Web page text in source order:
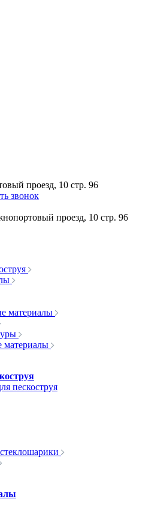
проезд, 10 стр. 96
звонок
проезд, 10 стр. 96
материалы
материалы
пескоструя